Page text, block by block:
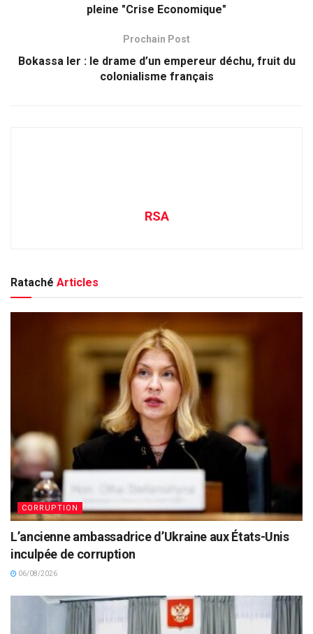
pleine "Crise Economique"
Prochain Post
Bokassa Ier : le drame d’un empereur déchu, fruit du
colonialisme français
RSA
Rataché Articles
CORRUPTION
L’ancienne ambassadrice d’Ukraine aux États-Unis
inculpée de corruption
06/08/2026